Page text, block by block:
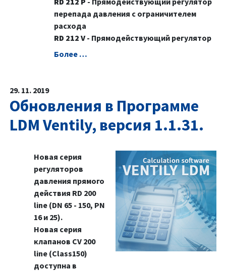
перепада давления с ограничителем
расхода
RD 212 V- Прямодействующий регулятор
Болeе …
29. 11. 2019
Обновления в Программе
LDM Ventily, версия 1.1.31.
Новая серия
регуляторов
давления прямого
действия RD 200
line (DN 65 - 150, PN
16 и 25).
Новая серия
клапанов CV 200
line (Class150)
доступна в